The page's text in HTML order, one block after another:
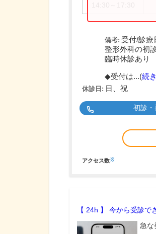
備考: 受付/診療
整形外科の初
臨時休診あり
◆受付は...(続
休診日: 日、祝
初診
アクセス数※
【 24h 】 今から受診で
急な